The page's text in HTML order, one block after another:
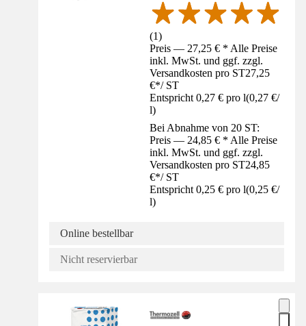
(1)
Preis — 27,25 € * Alle Preise
inkl. MwSt. und ggf. zzgl.
Versandkosten pro ST27,25
€*/ ST
Entspricht 0,27 € pro l(0,27 €/
l)
Bei Abnahme von 20 ST:
Preis — 24,85 € * Alle Preise
inkl. MwSt. und ggf. zzgl.
Versandkosten pro ST24,85
€*/ ST
Entspricht 0,25 € pro l(0,25 €/
l)
Online bestellbar
Nicht reservierbar